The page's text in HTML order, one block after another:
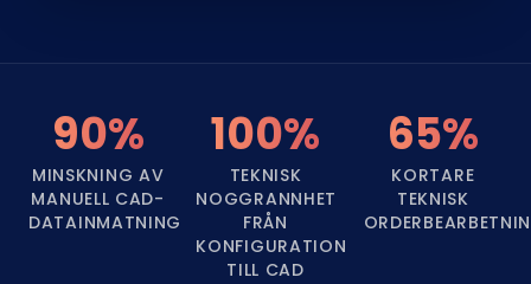
90%
MINSKNING AV
MANUELL CAD-
DATAINMATNING
100%
TEKNISK
NOGGRANNHET
FRÅN
KONFIGURATION
TILL CAD
65%
KORTARE
TEKNISK